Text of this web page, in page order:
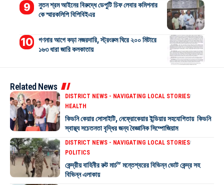
নুতন শ্রম আইনের বিরুদ্ধে ডেপুটি চিফ লেবার কমিশনার
কে স্মারকলিপি বিপিবিইএর
গণনার আগে কড়া নজরদারি, স্ট্রংরুম ঘিরে ২০০ মিটারে
১৬৩ ধারা জারি কলকাতায়
Related News
DISTRICT NEWS - NAVIGATING LOCAL STORIES
HEALTH
কিডনি কেয়ার সোসাইটি, নেফ্রোকেয়ার ইন্ডিয়ার সহযোগিতায় কিডনি
স্বাস্থ্য সচেতনতা বৃদ্ধির জন্য বৈজ্ঞানিক সিম্পোজিয়াম
DISTRICT NEWS - NAVIGATING LOCAL STORIES
POLITICS
কেন্দ্রীয় বাহিনীর রুট মার্চ” মন্তেশ্বরের বিভিন্ন ভোট কেন্দ্র সহ
বিভিন্ন এলাকায়